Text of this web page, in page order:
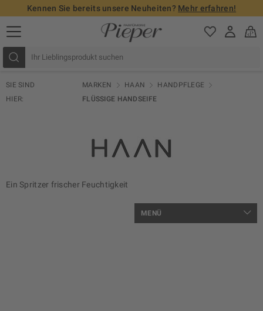
Kennen Sie bereits unsere Neuheiten? Mehr erfahren!
SIE SIND
HIER:
MARKEN HAAN
HANDPFLEGE
FLÜSSIGE HANDSEIFE
Ein Spritzer frischer Feuchtigkeit
MENÜ